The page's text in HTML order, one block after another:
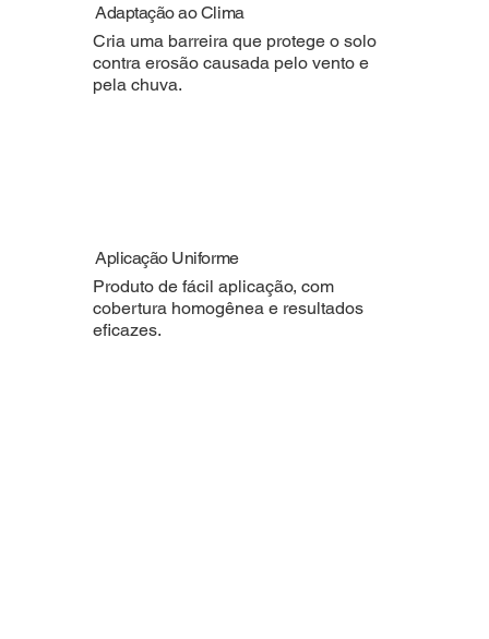
Adaptação ao Clima
Cria uma barreira que protege o solo
contra erosão causada pelo vento e
pela chuva.
Aplicação Uniforme
Produto de fácil aplicação, com
cobertura homogênea e resultados
eficazes.